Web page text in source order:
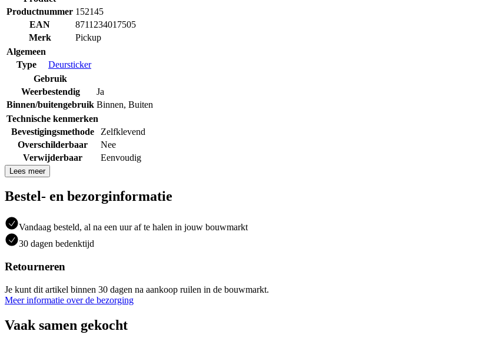
Productnummer 152145
EAN
8711234017505
Merk
Pickup
Algemeen
Type
Deursticker
Gebruik
Weerbestendig
Ja
Binnen/buitengebruik Binnen, Buiten
Technische kenmerken
Bevestigingsmethode
Zelfklevend
Overschilderbaar
Nee
Verwijderbaar
Eenvoudig
Lees meer
Bestel- en bezorginformatie
Vandaag besteld, al na een uur af te halen in jouw bouwmarkt
30 dagen bedenktijd
Retourneren
Je kunt dit artikel binnen 30 dagen na aankoop ruilen in de bouwmarkt.
Meer informatie over de bezorging
Vaak samen gekocht